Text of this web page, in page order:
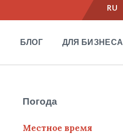
язык:RU
БЛОГ ДЛЯ БИЗНЕСА
Погода
Местное время